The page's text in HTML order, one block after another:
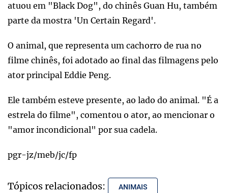
atuou em "Black Dog", do chinês Guan Hu, também
parte da mostra 'Un Certain Regard'.
O animal, que representa um cachorro de rua no
filme chinês, foi adotado ao final das filmagens pelo
ator principal Eddie Peng.
Ele também esteve presente, ao lado do animal. "É a
estrela do filme", comentou o ator, ao mencionar o
"amor incondicional" por sua cadela.
pgr-jz/meb/jc/fp
Tópicos relacionados: ANIMAIS